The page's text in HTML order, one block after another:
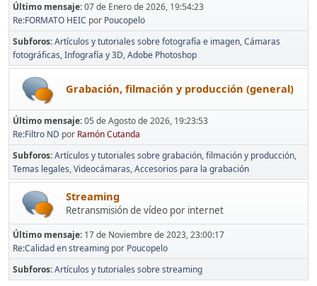
Último mensaje:07 de Enero de 2026, 19:54:23
Re:FORMATO HEIC por Poucopelo
Subforos Artículos y tutoriales sobre fotografía e imagen Cámaras
fotográficas Infografía y 3D Adobe Photoshop
Grabación, filmación y producción (general)
Último mensaje:05 de Agosto de 2026, 19:23:53
Re:Filtro ND por Ramón Cutanda
Subforos Artículos y tutoriales sobre grabación, filmación y producción
Temas legales Videocámaras Accesorios para la grabación
Streaming
Retransmisión de vídeo por internet
Último mensaje: 17 de Noviembre de 2023, 23:00:17
Re:Calidad en streaming por Poucopelo
Subforos Artículos y tutoriales sobre streaming